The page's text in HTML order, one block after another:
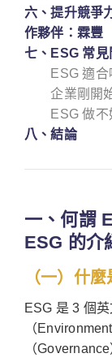
六、提升競爭
作夥伴：霖豐
七、ESG 常見
ESG 適合
企業剛開
ESG 做
八、結論
一、何謂
ESG 的介
（一）什
ESG 是 3 個
（
（Governance